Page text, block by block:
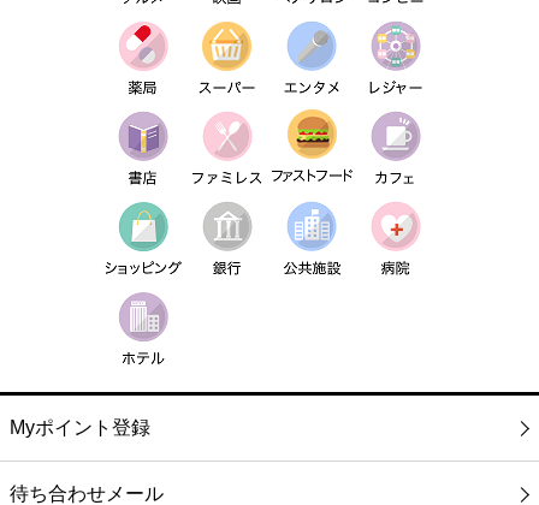
Myポイント登録
待ち合わせメール